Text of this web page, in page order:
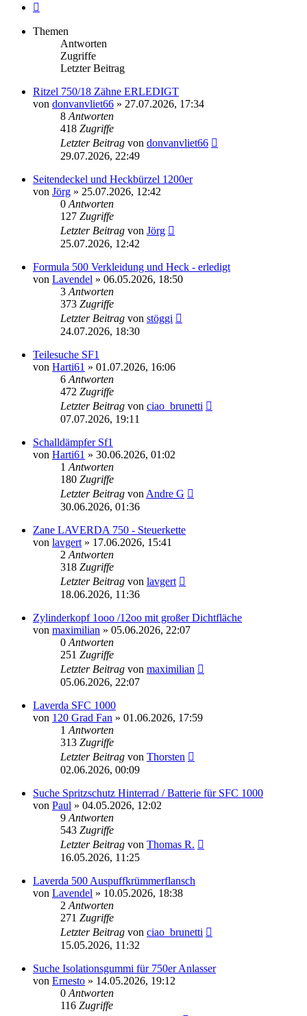
Themen
Antworten
Zugriffe
Letzter Beitrag
Ritzel 750/18 Zähne ERLEDIGT
von donvanvliet66 » 27.07.2026, 17:34
8 Antworten
418 Zugriffe
Letzter Beitrag von donvanvliet66
29.07.2026, 22:49
Seitendeckel und Heckbürzel 1200er
von Jörg » 25.07.2026, 12:42
0 Antworten
127 Zugriffe
Letzter Beitrag von Jörg
25.07.2026, 12:42
Formula 500 Verkleidung und Heck - erledigt
von Lavendel » 06.05.2026, 18:50
3 Antworten
373 Zugriffe
Letzter Beitrag von stöggi
24.07.2026, 18:30
Teilesuche SF1
von Harti61 » 01.07.2026, 16:06
6 Antworten
472 Zugriffe
Letzter Beitrag von ciao_brunetti
07.07.2026, 19:11
Schalldämpfer Sf1
von Harti61 » 30.06.2026, 01:02
1 Antworten
180 Zugriffe
Letzter Beitrag von Andre G
30.06.2026, 01:36
Zane LAVERDA 750 - Steuerkette
von lavgert » 17.06.2026, 15:41
2 Antworten
318 Zugriffe
Letzter Beitrag von lavgert
18.06.2026, 11:36
Zylinderkopf 1ooo /12oo mit großer Dichtfläche
von maximilian » 05.06.2026, 22:07
0 Antworten
251 Zugriffe
Letzter Beitrag von maximilian
05.06.2026, 22:07
Laverda SFC 1000
von 120 Grad Fan » 01.06.2026, 17:59
1 Antworten
313 Zugriffe
Letzter Beitrag von Thorsten
02.06.2026, 00:09
Suche Spritzschutz Hinterrad / Batterie für SFC 1000
von Paul » 04.05.2026, 12:02
9 Antworten
543 Zugriffe
Letzter Beitrag von Thomas R.
16.05.2026, 11:25
Laverda 500 Auspuffkrümmerflansch
von Lavendel » 10.05.2026, 18:38
2 Antworten
271 Zugriffe
Letzter Beitrag von ciao_brunetti
15.05.2026, 11:32
Suche Isolationsgummi für 750er Anlasser
von Ernesto » 14.05.2026, 19:12
0 Antworten
116 Zugriffe